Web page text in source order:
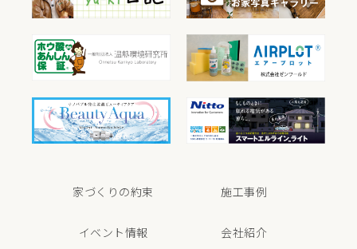
家づくりの約束 施工事例
イベント情報 会社紹介